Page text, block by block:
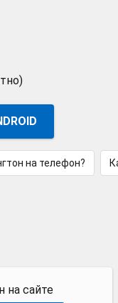
на телефон?
на сайте